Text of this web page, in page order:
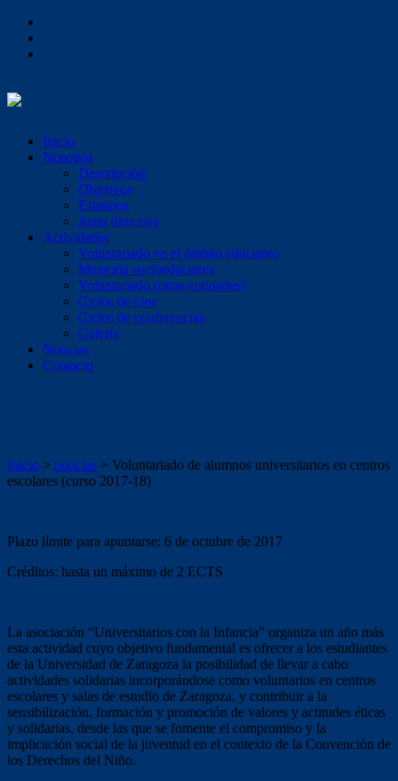
Inicio
Nosotros
Descripción
Objetivos
Estatutos
Junta directiva
Actividades
Voluntariado en el ámbito educativo
Mentoría socioeducativa
Voluntariado (otras entidades)
Ciclos de cine
Ciclos de conferencias
Galería
Noticias
Contacto
Inicio > noticias > Voluntariado de alumnos universitarios en centros
escolares (curso 2017-18)
Plazo límite para apuntarse: 6 de octubre de 2017
Créditos: hasta un máximo de 2 ECTS
La asociación “Universitarios con la Infancia” organiza un año más
esta actividad cuyo objetivo fundamental es ofrecer a los estudiantes
de la Universidad de Zaragoza la posibilidad de llevar a cabo
actividades solidarias incorporándose como voluntarios en centros
escolares y salas de estudio de Zaragoza, y contribuir a la
sensibilización, formación y promoción de valores y actitudes éticas
y solidarias, desde las que se fomente el compromiso y la
implicación social de la juventud en el contexto de la Convención de
los Derechos del Niño.